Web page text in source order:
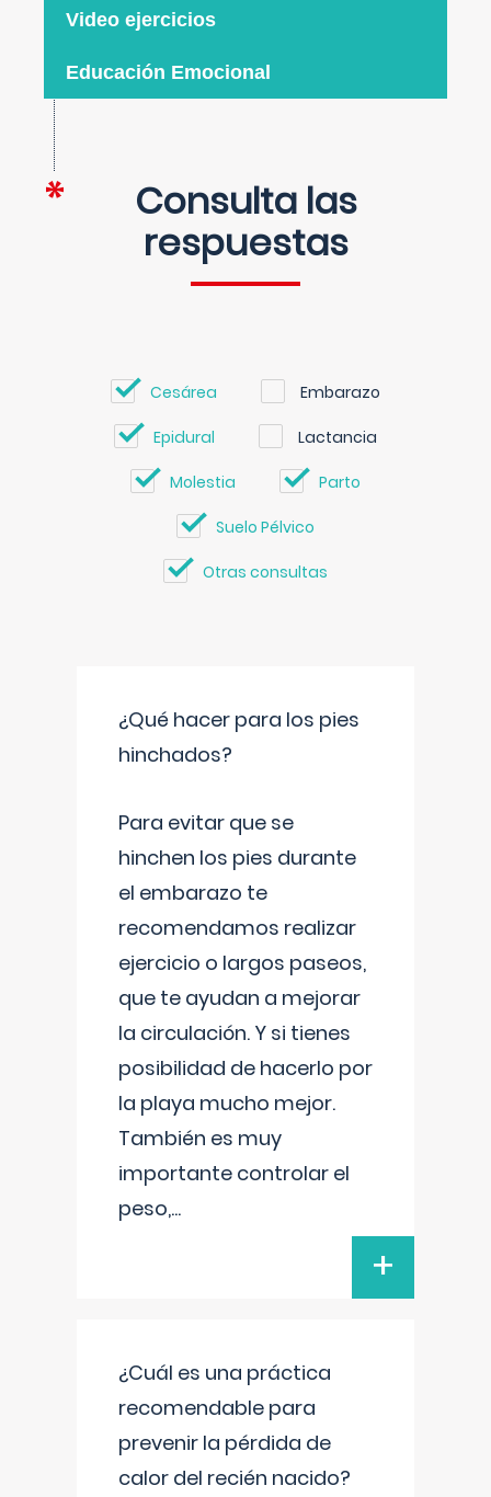
Video ejercicios
Educación Emocional
Consulta las
respuestas
Cesárea Embarazo
Epidural Lactancia
Molestia Parto
Suelo Pélvico
Otras consultas
¿Qué hacer para los pies
hinchados?
Para evitar que se
hinchen los pies durante
el embarazo te
recomendamos realizar
ejercicio o largos paseos,
que te ayudan a mejorar
la circulación. Y si tienes
posibilidad de hacerlo por
la playa mucho mejor.
También es muy
importante controlar el
peso,...
+
¿Cuál es una práctica
recomendable para
prevenir la pérdida de
calor del recién nacido?